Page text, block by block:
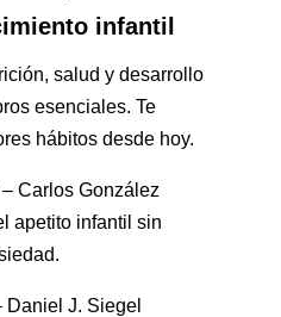
infantil
salud y desarrollo
esenciales. Te
hábitos desde hoy.
Carlos González
apetito infantil sin
J. Siegel